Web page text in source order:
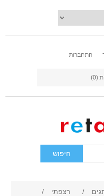
התחברות
(0)
/ רצפתי
/